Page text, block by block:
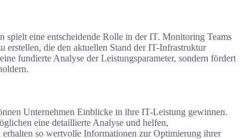
spielt eine entscheidende Rolle in der IT. Monitoring Teams
erstellen, die den aktuellen Stand der IT-Infrastruktur
fundierte Analyse der Leistungsparameter, sondern fördert
Unternehmen Einblicke in ihre IT-Leistung gewinnen.
eine detaillierte Analyse und helfen,
so wertvolle Informationen zur Optimierung ihrer